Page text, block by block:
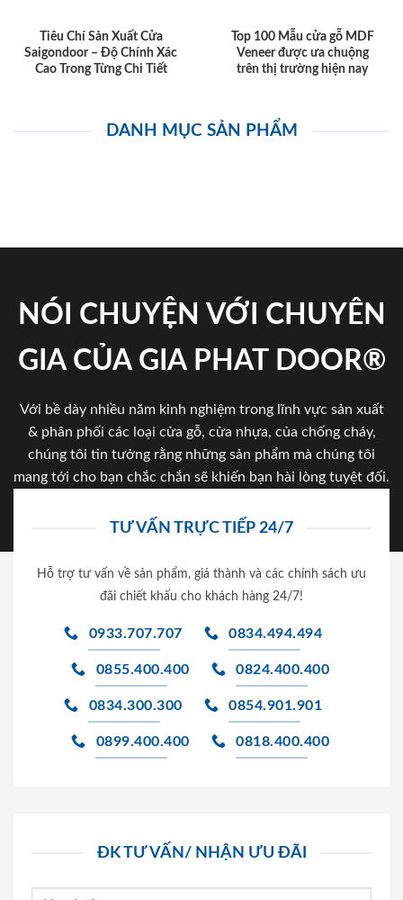
Tiêu Chí Sản Xuất Cửa
Saigondoor – Độ Chính Xác
Cao Trong Từng Chi Tiết
Top 100 Mẫu cửa gỗ MDF
Veneer được ưa chuộng
trên thị trường hiện nay
DANH MỤC SẢN PHẨM
NÓI CHUYỆN VỚI CHUYÊN
GIA CỦA GIA PHAT DOOR®
Với bề dày nhiều năm kinh nghiệm trong lĩnh vực sản xuất
& phân phối các loại cửa gỗ, cửa nhựa, của chống cháy,
chúng tôi tin tưởng rằng những sản phẩm mà chúng tôi
mang tới cho bạn chắc chắn sẽ khiến bạn hài lòng tuyệt đối.
TƯ VẤN TRỰC TIẾP 24/7
Hỗ trợ tư vấn về sản phẩm, giá thành và các chính sách ưu
đãi chiết khấu cho khách hàng 24/7!
0933.707.707 0834.494.494
0855.400.400 0824.400.400
0834.300.300 0854.901.901
0899.400.400 0818.400.400
ĐK TƯ VẤN/ NHẬN ƯU ĐÃI